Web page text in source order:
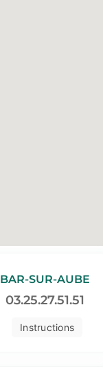
Instructions
BAR-SUR-AUBE
03.25.27.51.51